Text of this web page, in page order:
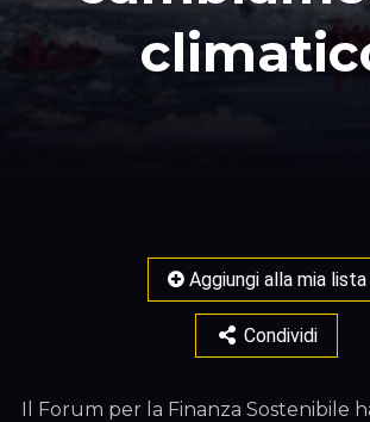
Aggiungi alla mia lista
Condividi
Il Forum per la Finanza Sostenibile